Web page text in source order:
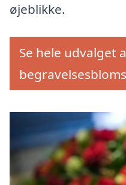
øjeblikke.
Se hele udvalget